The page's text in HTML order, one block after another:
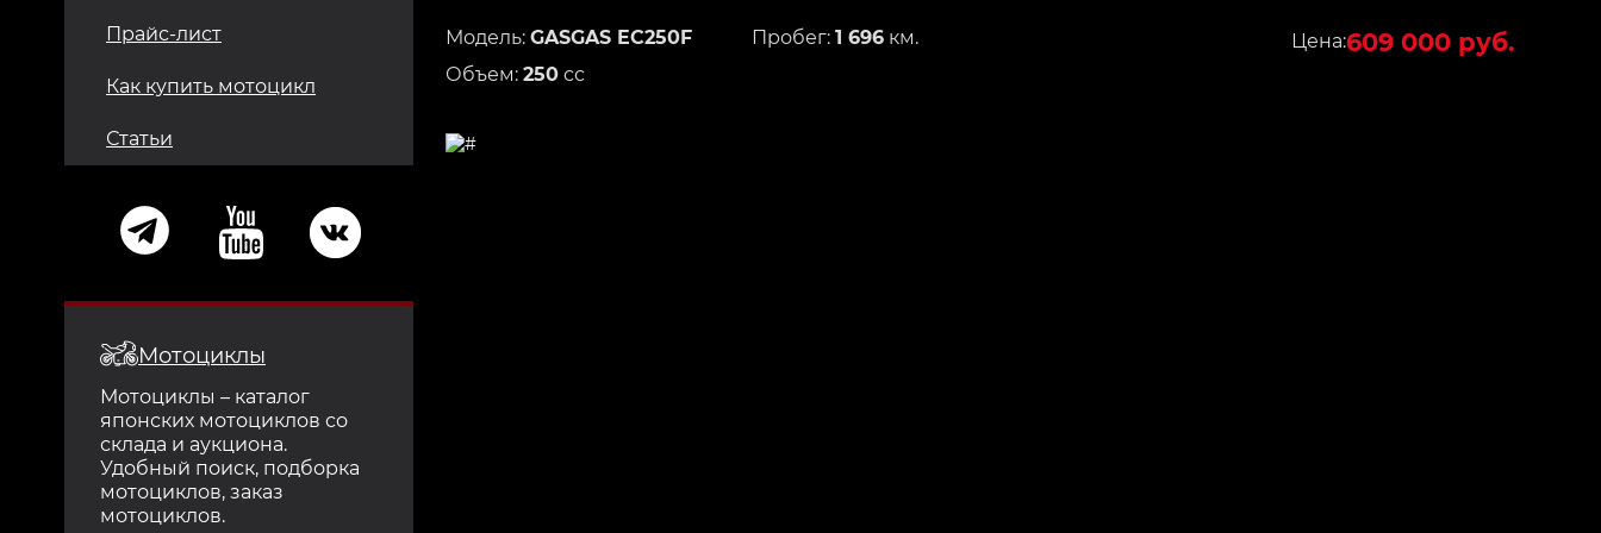
Прайс-лист
Как купить мотоцикл
Статьи
Мотоциклы
Мотоциклы – каталог
японских мотоциклов со
склада и аукциона.
Удобный поиск, подборка
мотоциклов, заказ
мотоциклов.
Модель: GASGAS EC250F
Объем: 250сс
Пробег: 1 696 км. Цена:609 000 руб.